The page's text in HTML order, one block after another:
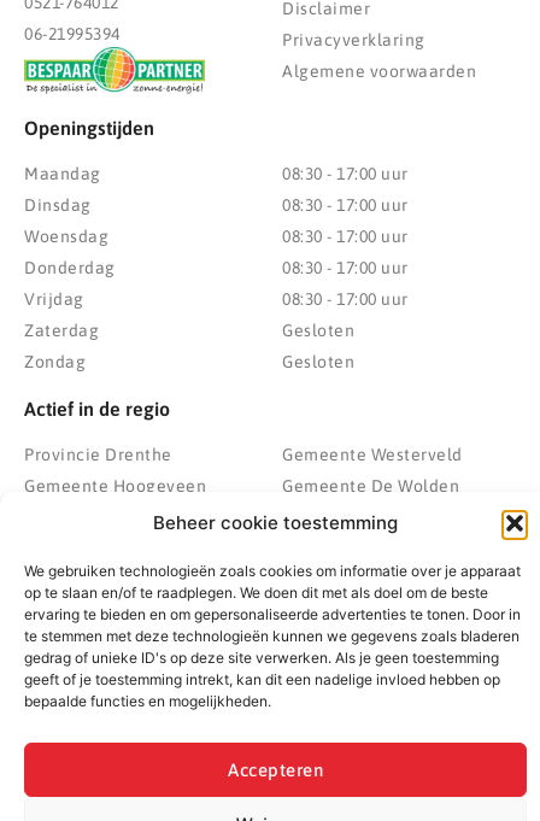
Beheer cookie toestemming
We gebruiken technologieën zoals cookies om informatie over je apparaat
op te slaan en/of te raadplegen. We doen dit met als doel om de beste
ervaring te bieden en om gepersonaliseerde advertenties te tonen. Door in
te stemmen met deze technologieën kunnen we gegevens zoals bladeren
gedrag of unieke ID's op deze site verwerken. Als je geen toestemming
geeft of je toestemming intrekt, kan dit een nadelige invloed hebben op
bepaalde functies en mogelijkheden.
Accepteren
06-21995394
Disclaimer
Privacyverklaring
Algemene voorwaarden
Openingstijden
Maandag
Dinsdag
Woensdag
Donderdag
Vrijdag
Zaterdag
Zondag
08:30 - 17:00 uur
08:30 - 17:00 uur
08:30 - 17:00 uur
08:30 - 17:00 uur
08:30 - 17:00 uur
Gesloten
Gesloten
Actief in de regio
Provincie Drenthe
Gemeente Hoogeveen
Gemeente Meppel
Gemeente Noordenveld
Gemeente Noordoostpolder
Gemeente Steenwijkerland
Gemeente Weststellingwerf
Gemeente Westerveld
Gemeente De Wolden
Zwolle
Kampen
Emmeloord
Wolvega
© 2022 - 2026 BespaarPartner | Alle rechten voorbehouden